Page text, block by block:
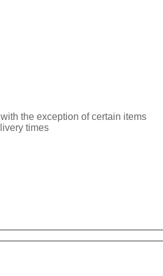
the exception of certain items
times